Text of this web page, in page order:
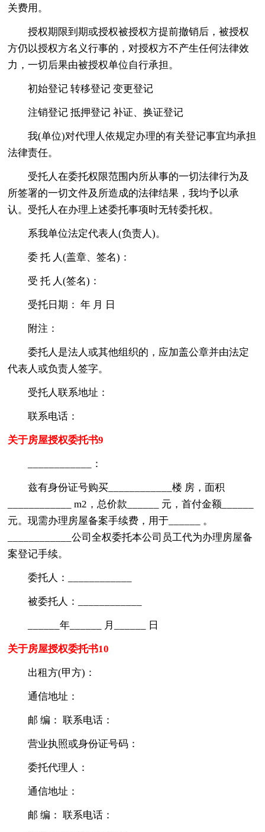
关费用。
授权期限到期或授权被授权方提前撤销后，被授权
方仍以授权方名义行事的，对授权方不产生任何法律效
力，一切后果由被授权单位自行承担。
初始登记 转移登记 变更登记
注销登记 抵押登记 补证、换证登记
我(单位)对代理人依规定办理的有关登记事宜均承担
法律责任。
受托人在委托权限范围内所从事的一切法律行为及
所签署的一切文件及所造成的法律结果，我均予以承
认。受托人在办理上述委托事项时无转委托权。
系我单位法定代表人(负责人)。
委 托 人(盖章、签名)：
受 托 人(签名)：
受托日期： 年 月 日
附注：
委托人是法人或其他组织的，应加盖公章并由法定
代表人或负责人签字。
受托人联系地址：
联系电话：
关于房屋授权委托书9
____________：
兹有身份证号购买____________楼 房，面积
____________ m2，总价款______ 元，首付金额______
元。现需办理房屋备案手续费，用于______ 。
____________公司全权委托本公司员工代为办理房屋备
案登记手续。
委托人：____________
被委托人：____________
______年______ 月______ 日
关于房屋授权委托书10
出租方(甲方)：
通信地址：
邮 编： 联系电话：
营业执照或身份证号码：
委托代理人：
通信地址：
邮 编： 联系电话：